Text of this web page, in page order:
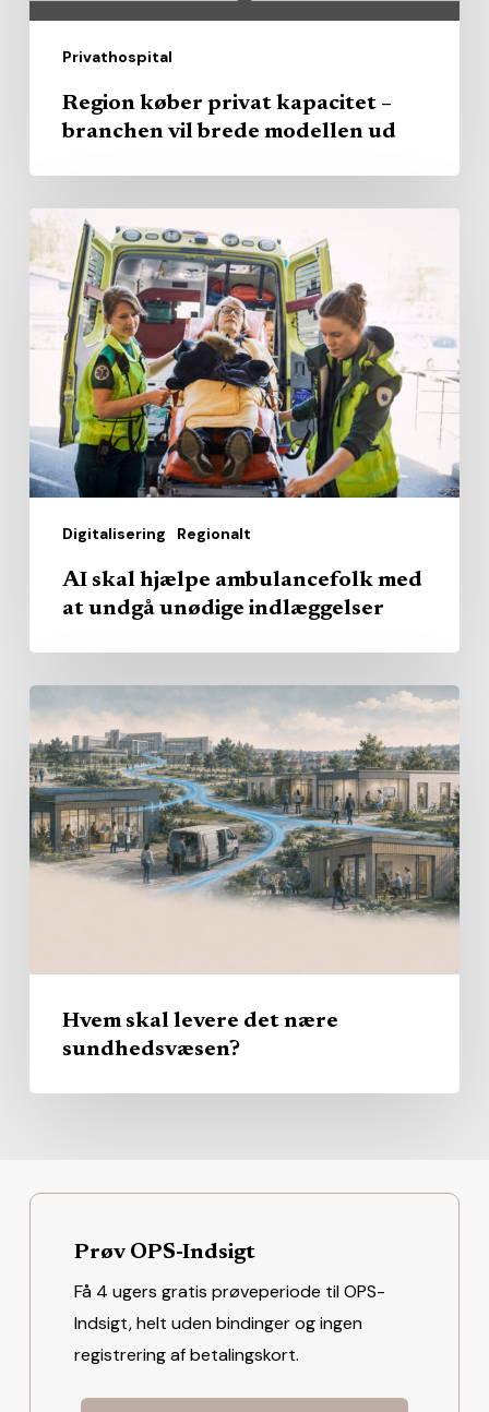
Privathospital
Region køber privat kapacitet –
branchen vil brede modellen ud
Digitalisering Regionalt
AI
skal
hjælpe
ambulancefolk
med
undgå
unødige
indlæggelser
AI skal hjælpe ambulancefolk med
at undgå unødige indlæggelser
skal
levere
det
nære
sundhedsvæsen?
Hvem skal levere det nære
sundhedsvæsen?
Prøv OPS-Indsigt
Få 4 ugers gratis prøveperiode til OPS-
Indsigt, helt uden bindinger og ingen
registrering af betalingskort.